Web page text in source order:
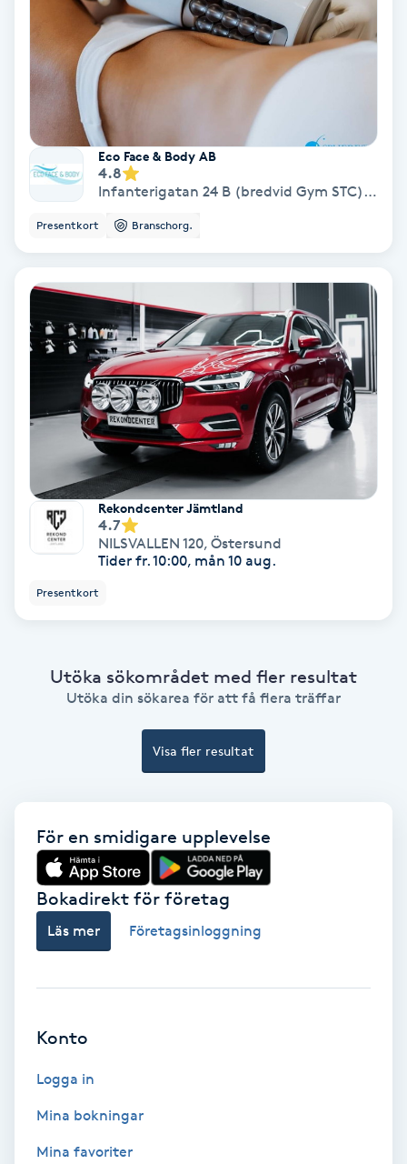
Klippning ungdom
Koppningsmassage
Kosmetisk tatuering
Kostrådgivning
Kroppspeeling
Käkledsbehandling
Kärlbehandling
Laserbehandling
Lashlift Keratin
Liktornar
Luggklippning
Lymfmassage
Läpptatuering
Medial vägledning
Eco Face & Body AB
4.8
Infanterigatan 24 B (bredvid Gym STC)
,
Presentkort Branschorg.
Rekondcenter Jämtland
4.7
NILSVALLEN 120, Östersund
Tider fr. 10:00, mån 10 aug.
Presentkort
Utöka sökområdet med fler resultat
Utöka din sökarea för att få flera träffar
Visa fler resultat
För en smidigare upplevelse
Bokadirekt för företag
Läs mer Företagsinloggning
Konto
Logga in
Mina bokningar
Mina favoriter